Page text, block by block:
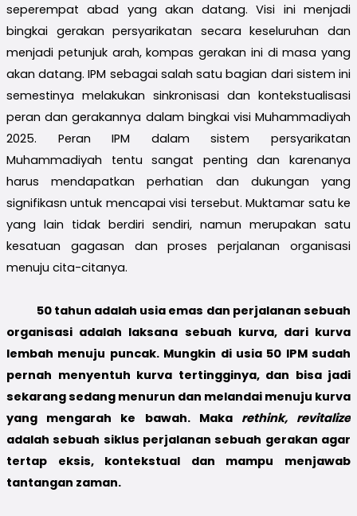
seperempat abad yang akan datang. Visi ini menjadi
bingkai gerakan persyarikatan secara keseluruhan dan
menjadi petunjuk arah, kompas gerakan ini di masa yang
akan datang. IPM sebagai salah satu bagian dari sistem ini
semestinya melakukan sinkronisasi dan kontekstualisasi
peran dan gerakannya dalam bingkai visi Muhammadiyah
2025. Peran IPM dalam sistem persyarikatan
Muhammadiyah tentu sangat penting dan karenanya
harus mendapatkan perhatian dan dukungan yang
signifikasn untuk mencapai visi tersebut. Muktamar satu ke
yang lain tidak berdiri sendiri, namun merupakan satu
kesatuan gagasan dan proses perjalanan organisasi
menuju cita-citanya.
50 tahun adalah usia emas dan perjalanan sebuah
organisasi adalah laksana sebuah kurva, dari kurva
lembah menuju puncak. Mungkin di usia 50 IPM sudah
pernah menyentuh kurva tertingginya, dan bisa jadi
sekarang sedang menurun dan melandai menuju kurva
yang mengarah ke bawah. Maka rethink, revitalize
adalah sebuah siklus perjalanan sebuah gerakan agar
tertap eksis, kontekstual dan mampu menjawab
tantangan zaman.